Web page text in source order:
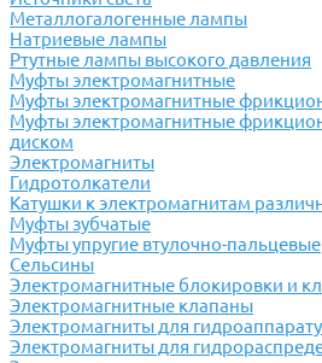
Металлогалогенные лампы
Натриевые лампы
Ртутные лампы высокого давления
Муфты электромагнитные
Муфты электромагнитные
Муфты электромагнитные
диском
Электромагниты
Гидротолкатели
Катушки к электромагнитам
Муфты зубчатые
Муфты упругие втулочно-пальцевые
Сельсины
Электромагнитные блокировки и
Электромагнитные клапаны
Электромагниты для
Электромагниты для